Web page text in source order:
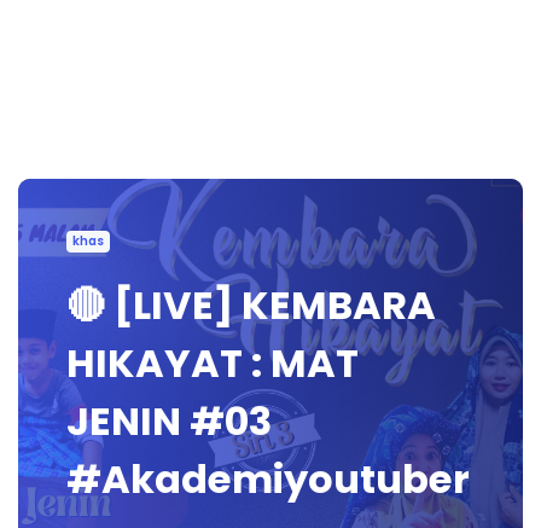
khas
🔴 [LIVE] KEMBARA
HIKAYAT : MAT
JENIN #03
#Akademiyoutuber